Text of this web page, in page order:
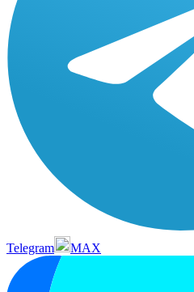
Telegram MAX